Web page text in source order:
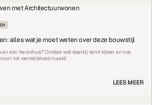
alles wat je moet weten over deze bouwstijl
een herenhuis? Ontdek wat daarbij komt kijken en hoe
tot werkelijkheid maakt!
LEES MEER